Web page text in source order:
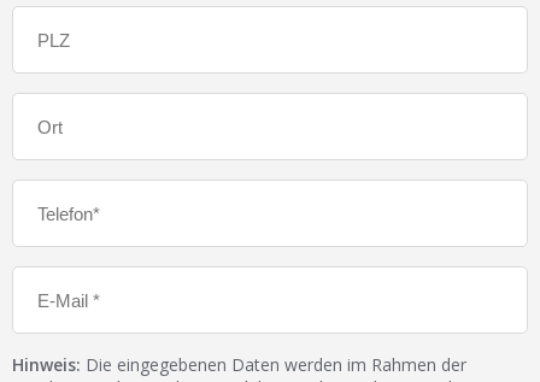
Hinweis: Die eingegebenen Daten werden im Rahmen der